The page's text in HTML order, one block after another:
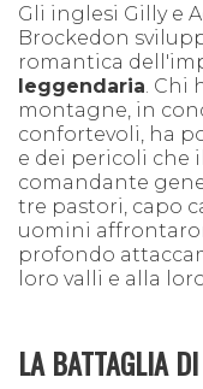
Gli inglesi Gilly e
Brockedon
romantica
leggendaria .
montagne, in
confortevoli, ha
e dei pericoli che
comandante
tre pastori, capo
uomini
profondo
loro valli e alla
LA BATTAGLIA